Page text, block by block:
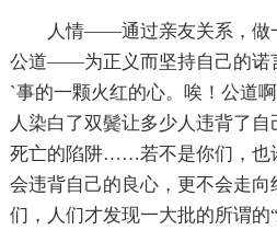
人情——通过亲友关系，做
公道——为正义而坚持自己的诺
`事的一颗火红的心。唉！公道
人染白了双鬓让多少人违背了
死亡的陷阱……若不是你们，也
会违背自己的良心，更不会走
们，人们才发现一大批的所谓的